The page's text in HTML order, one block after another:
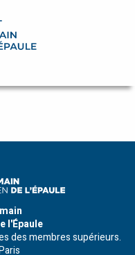
l'Épaule
des membres supérieurs.